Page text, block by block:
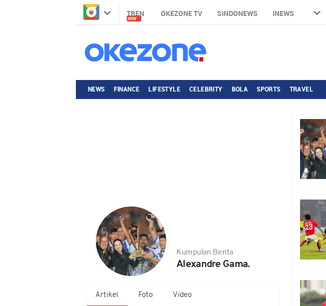
TREN
NEW
OKEZONE TV SINDONEWS INEWS
NEWS FINANCE LIFESTYLE CELEBRITY BOLA SPORTS TRAVEL
Kumpulan Berita
Alexandre Gama.
Artikel Foto Video